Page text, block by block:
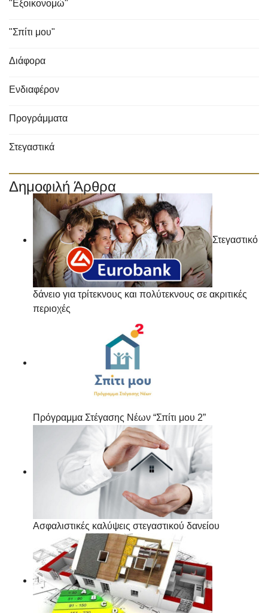
"Εξοικονομώ"
"Σπίτι μου"
Διάφορα
Ενδιαφέρον
Προγράμματα
Στεγαστικά
Δημοφιλή Άρθρα
Στεγαστικό
δάνειο για τρίτεκνους και πολύτεκνους σε ακριτικές
περιοχές
Πρόγραμμα Στέγασης Νέων “Σπίτι μου 2”
Ασφαλιστικές καλύψεις στεγαστικού δανείου